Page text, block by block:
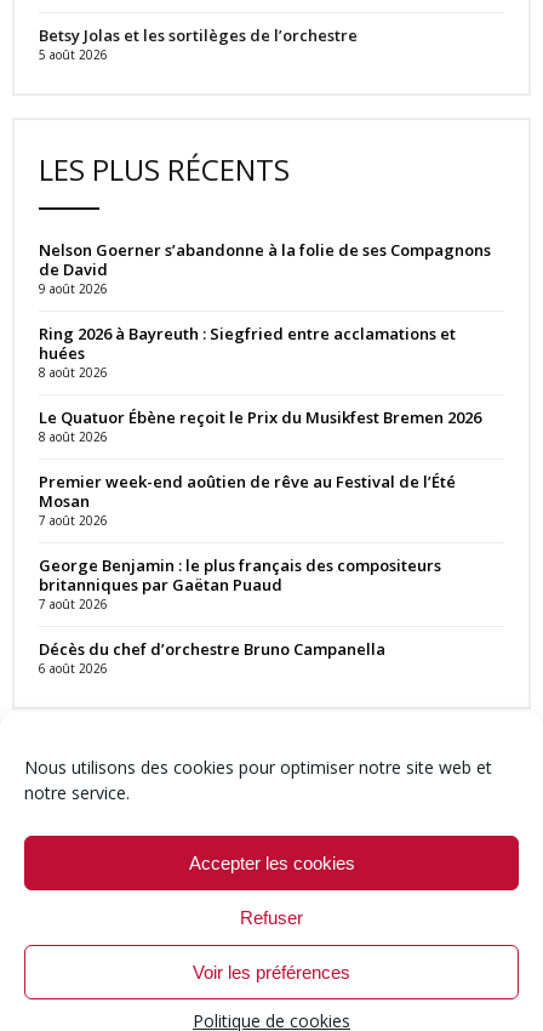
Nous utilisons des cookies pour optimiser notre site web et
notre service.
Accepter les cookies
Refuser
Voir les préférences
Politique de cookies
Betsy Jolas et les sortilèges de l’orchestre
5 août 2026
LES PLUS RÉCENTS
Nelson Goerner s’abandonne à la folie de ses Compagnons
de David
9 août 2026
Ring 2026 à Bayreuth : Siegfried entre acclamations et
huées
8 août 2026
Le Quatuor Ébène reçoit le Prix du Musikfest Bremen 2026
8 août 2026
Premier week-end aoûtien de rêve au Festival de l’Été
Mosan
7 août 2026
George Benjamin : le plus français des compositeurs
britanniques par Gaëtan Puaud
7 août 2026
Décès du chef d’orchestre Bruno Campanella
6 août 2026
© 1999-2026 ResMusica.net Tous droits réservés.